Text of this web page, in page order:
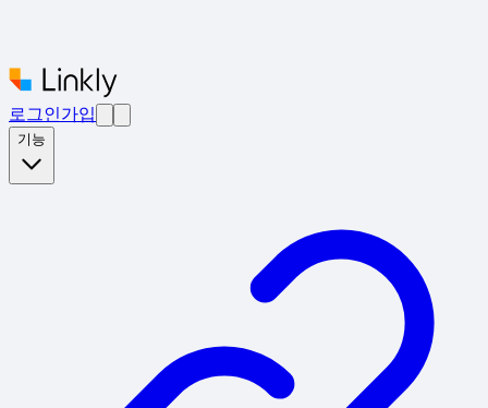
로그인가입
기능